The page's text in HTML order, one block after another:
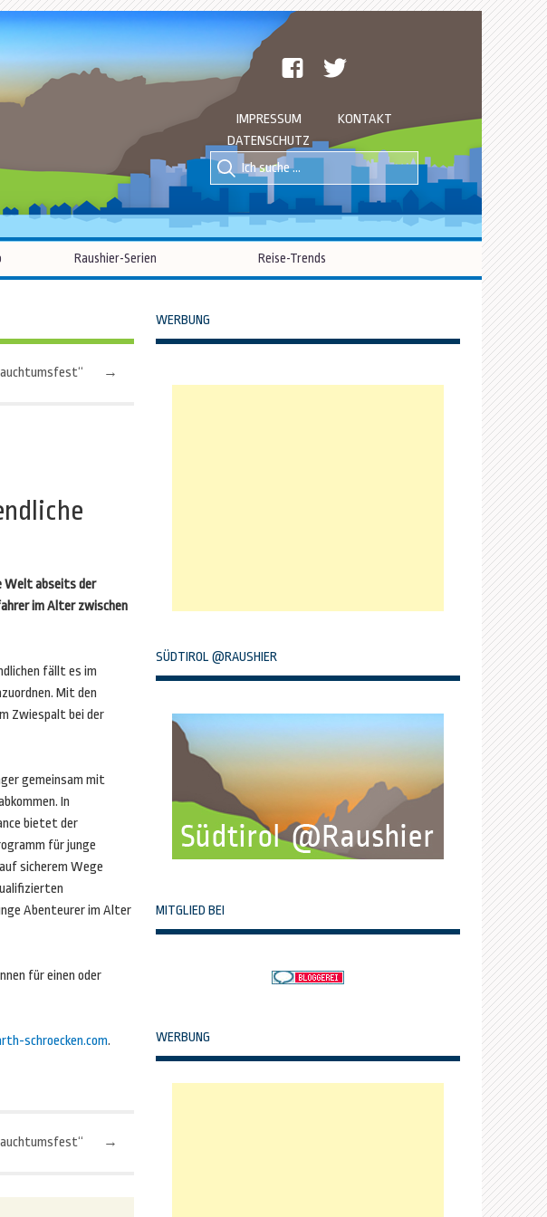
facebook
IMPRESSUM
KONTAKT
DATENSCHUTZ
Suche
nach::
Suche
nach:
Raushier-Serien Reise-Trends
→
Welt abseits der
im Alter zwischen
fällt es im
Mit den
Zwiespalt bei der
gemeinsam mit
In
bietet der
für junge
sicherem Wege
Abenteurer im Alter
für einen oder
schroecken.com.
→
WERBUNG
SÜDTIROL @RAUSHIER
MITGLIED BEI
WERBUNG